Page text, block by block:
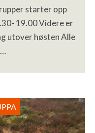
starter opp
19.00 Videre er
utover høsten Alle